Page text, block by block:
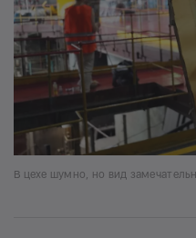
В цехе шумно, но вид